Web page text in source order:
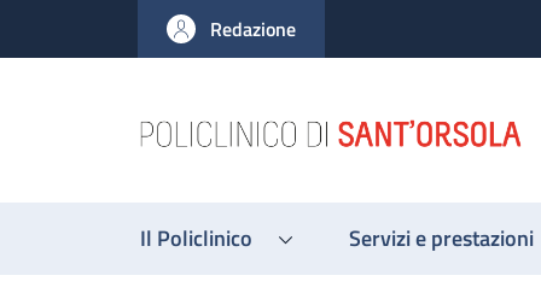
al contenuto principale
to footer content
Redazione
Il Policlinico Servizi e prestazioni